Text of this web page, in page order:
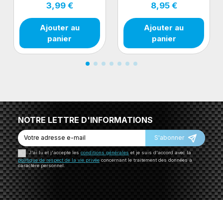
3,99 €
Ajouter au
panier
8,95 €
Ajouter au
panier
NOTRE LETTRE D'INFORMATIONS
S'abonner
J'ai lu et j'accepte les conditions générales et je suis d'accord avec la
politique de respect de la vie privéeconcernant le traitement des données à
caractère personnel.